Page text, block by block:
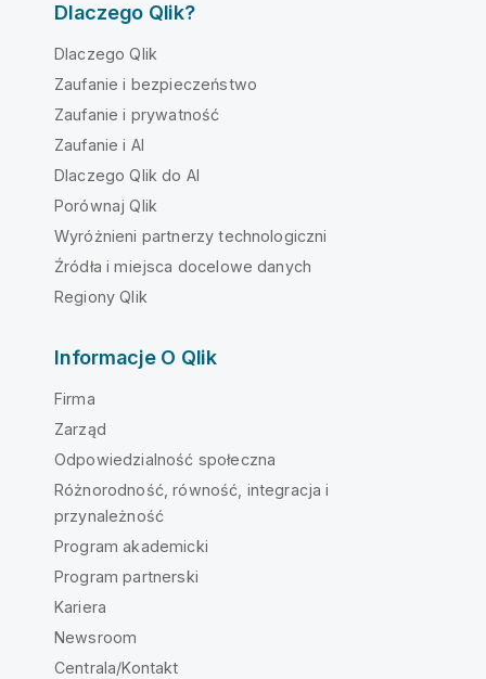
Dlaczego Qlik?
Dlaczego Qlik
Zaufanie i bezpieczeństwo
Zaufanie i prywatność
Zaufanie i AI
Dlaczego Qlik do AI
Porównaj Qlik
Wyróżnieni partnerzy technologiczni
Źródła i miejsca docelowe danych
Regiony Qlik
Informacje O Qlik
Firma
Zarząd
Odpowiedzialność społeczna
Różnorodność, równość, integracja i
przynależność
Program akademicki
Program partnerski
Kariera
Newsroom
Centrala/Kontakt